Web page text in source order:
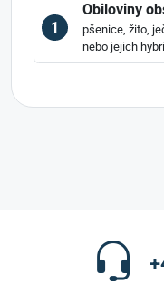
1
Obiloviny
pšenice, žito,
nebo jejich